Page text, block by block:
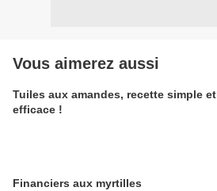
Vous aimerez aussi
Tuiles aux amandes, recette simple et
efficace !
Financiers aux myrtilles